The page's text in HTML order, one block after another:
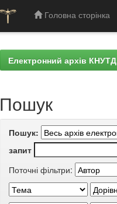
Головна сторінка
Електронний архів КНУТД
Пошук
Пошук:
запит
Поточні фільтри: